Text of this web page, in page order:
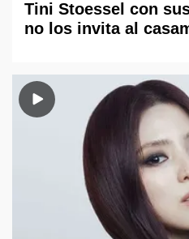
Tini Stoessel con
no los invita al